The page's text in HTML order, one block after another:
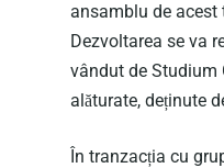
ansamblu de acest
Dezvoltarea se va
vândut de Studium
alăturate, deținute
În tranzacția cu